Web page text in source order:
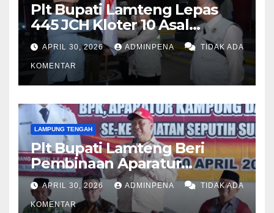
Plt Bupati Lamteng Lepas
445 JCH Kloter 10 Asal
Lamteng
APRIL 30, 2026 ADMINPENA TIDAK ADA
KOMENTAR
LAMPUNG TENGAH
Plt Bupati Lamteng Beri
Pembinaan Aparatur
Kampung
APRIL 30, 2026 ADMINPENA TIDAK ADA
KOMENTAR